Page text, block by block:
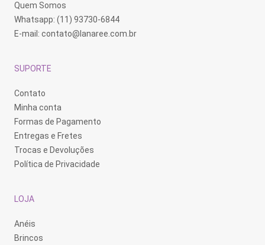
Quem Somos
Whatsapp: (11) 93730-6844
E-mail: contato@lanaree.com.br
SUPORTE
Contato
Minha conta
Formas de Pagamento
Entregas e Fretes
Trocas e Devoluções
Política de Privacidade
LOJA
Anéis
Brincos